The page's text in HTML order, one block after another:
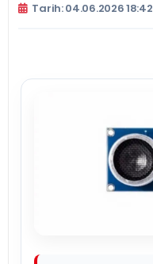
Tarih: 04.06.2026 18:42